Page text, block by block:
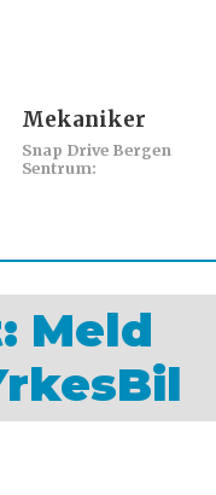
Snap Drive Bergen
Sentrum:
Mekaniker
Meld